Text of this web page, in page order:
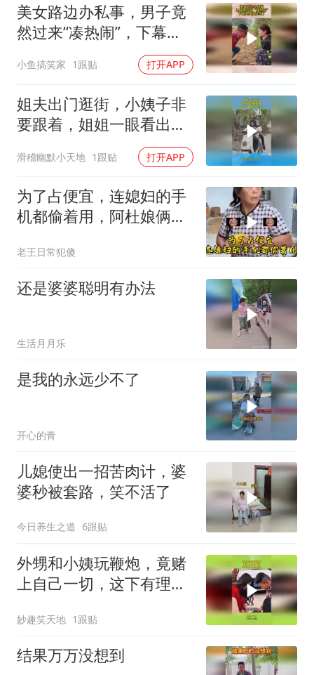
美女路边办私事，男子竟
然过来“凑热闹”，下幕美
小鱼搞笑家 1跟贴 打开APP
姐夫出门逛街，小姨子非
要跟着，姐姐一眼看出不
滑稽幽默小天地 1跟贴 打开APP
为了占便宜，连媳妇的手
机都偷着用，阿杜娘俩真
老王日常犯傻
还是婆婆聪明有办法
生活月月乐
是我的永远少不了
开心的青
儿媳使出一招苦肉计，婆
婆秒被套路，笑不活了
今日养生之道 6跟贴
外甥和小姨玩鞭炮，竟赌
上自己一切，这下有理也
妙趣笑天地 1跟贴
结果万万没想到